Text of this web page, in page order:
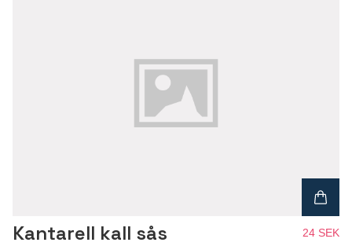
Kantarell kall sås 24 SEK